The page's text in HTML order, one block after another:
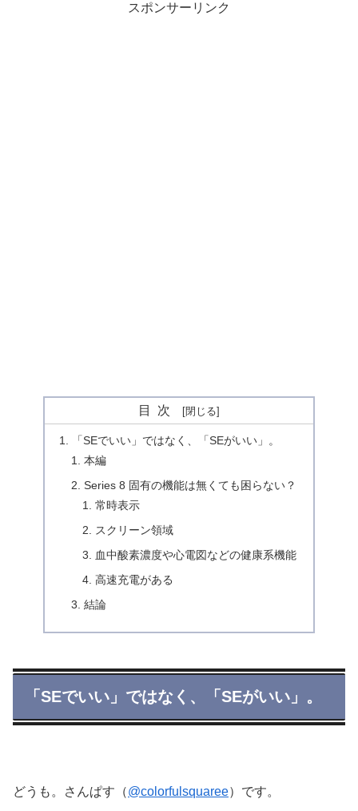
スポンサーリンク
目次
「SEでいい」ではなく、「SEがいい」。
本編
Series 8 固有の機能は無くても困らない？
常時表示
スクリーン領域
血中酸素濃度や心電図などの健康系機能
高速充電がある
結論
「SEでいい」ではなく、「SEがいい」。
どうも。さんぱす（@colorfulsquaree）です。